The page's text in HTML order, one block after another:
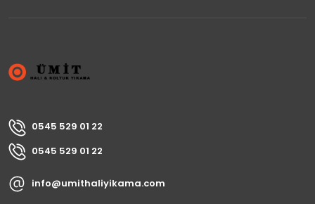
0545 529 01 22
0545 529 01 22
info@umithaliyikama.com